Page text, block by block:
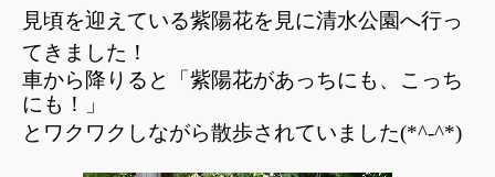
見頃を迎えている紫陽花を見に清水公園へ行っ
てきました！
車から降りると「紫陽花があっちにも、こっち
にも！」
とワクワクしながら散歩されていました(*^-^*)